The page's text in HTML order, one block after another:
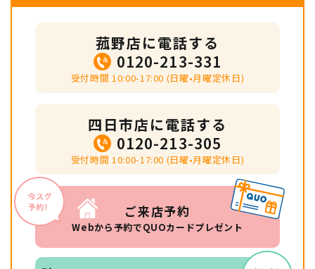
菰野店に電話する
0120-213-331
受付時間 10:00-17:00 (日曜•月曜定休日)
四日市店に電話する
0120-213-305
受付時間 10:00-17:00 (日曜•月曜定休日)
ご来店予約
Webから予約でQUOカードプレゼント